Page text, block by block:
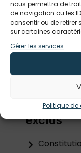
nous permettra de
de navigation ou les
consentir ou de
sur certaines
Gérer les services
Politique de
capital-
fermé,
Liste
exclus